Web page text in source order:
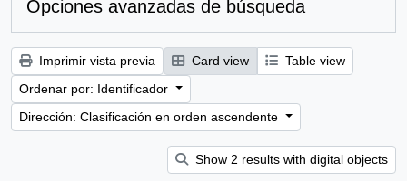
Opciones avanzadas de búsqueda
Imprimir vista previa Card view
Table view
Ordenar por: Identificador
Dirección: Clasificación en orden ascendente
Show 2 results with digital objects